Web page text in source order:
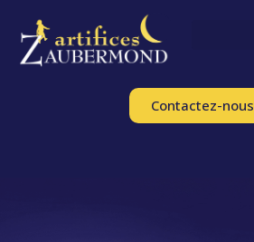
Contactez-nous